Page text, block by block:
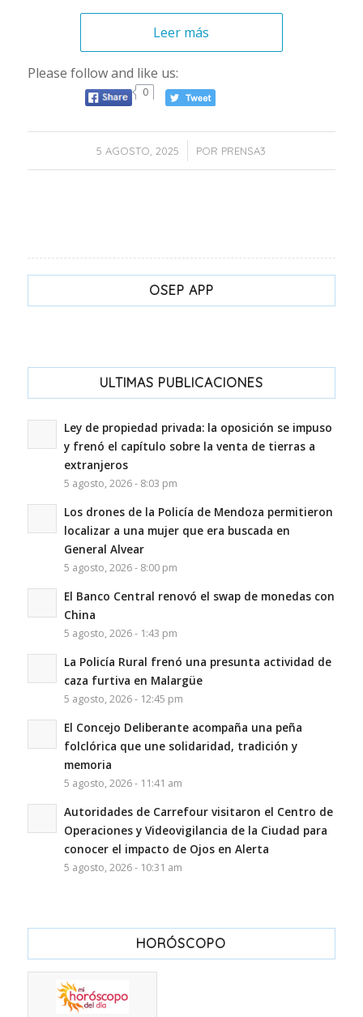
Leer más
Please follow and like us:
0
5 AGOSTO, 2025
/ POR PRENSA3
OSEP APP
ULTIMAS PUBLICACIONES
Ley de propiedad privada: la oposición se impuso
y frenó el capítulo sobre la venta de tierras a
extranjeros
5 agosto, 2026 - 8:03 pm
Los drones de la Policía de Mendoza permitieron
localizar a una mujer que era buscada en
General Alvear
5 agosto, 2026 - 8:00 pm
El Banco Central renovó el swap de monedas con
China
5 agosto, 2026 - 1:43 pm
La Policía Rural frenó una presunta actividad de
caza furtiva en Malargüe
5 agosto, 2026 - 12:45 pm
El Concejo Deliberante acompaña una peña
folclórica que une solidaridad, tradición y
memoria
5 agosto, 2026 - 11:41 am
Autoridades de Carrefour visitaron el Centro de
Operaciones y Videovigilancia de la Ciudad para
conocer el impacto de Ojos en Alerta
5 agosto, 2026 - 10:31 am
HORÓSCOPO